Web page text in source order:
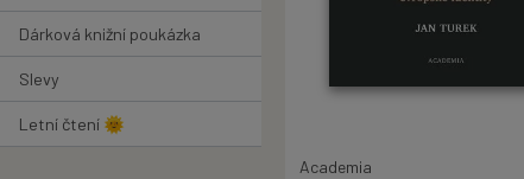
Dárková knižní poukázka
Slevy
Letní čtení 🌞
Academia